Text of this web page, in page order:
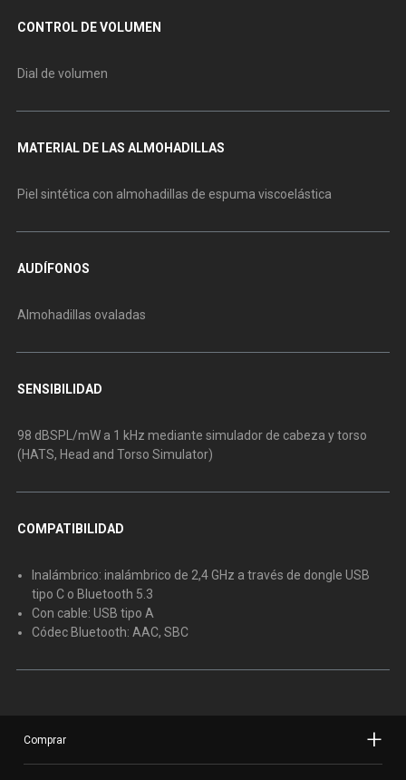
CONTROL DE VOLUMEN
Dial de volumen
MATERIAL DE LAS ALMOHADILLAS
Piel sintética con almohadillas de espuma viscoelástica
AUDÍFONOS
Almohadillas ovaladas
SENSIBILIDAD
98 dBSPL/mW a 1 kHz mediante simulador de cabeza y torso
(HATS, Head and Torso Simulator)
COMPATIBILIDAD
Inalámbrico: inalámbrico de 2,4 GHz a través de dongle USB
tipo C o Bluetooth 5.3
Con cable: USB tipo A
Códec Bluetooth: AAC, SBC
Comprar